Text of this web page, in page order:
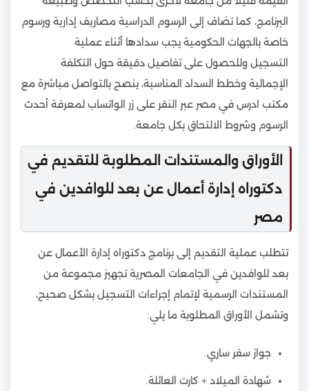
البرنامج، كما تضاف إلى الرسوم الدراسية مصاريف إدارية ورسوم
خاصة بالجهات الحكومية يجب سدادها أثناء عملية
التسجيل.وللحصول على تفاصيل دقيقة حول التكلفة
الإجمالية وخطط السداد المناسبة، ينصح بالتواصل مباشرة مع
مكتب ادرس في مصر عبر النقر على زر الواتساب لمعرفة أحدث
الرسوم وشروط الالتحاق بكل جامعة.
الأوراق والمستندات المطلوبة للتقديم في
دكتوراه إدارة أعمال عن بعد للوافدين في
مصر
تتطلب عملية التقديم إلى برنامج دكتوراه إدارة الأعمال عن
بعد للوافدين في الجامعات المصرية تجهيز مجموعة من
المستندات الرسمية لإتمام إجراءات التسجيل بشكل صحيح،
وتشمل الأوراق المطلوبة ما يلي:
جواز سفر ساري.
شهادة الميلاد + كارت العائلة.